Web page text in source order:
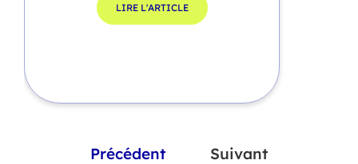
LIRE L'ARTICLE
Précédent Suivant